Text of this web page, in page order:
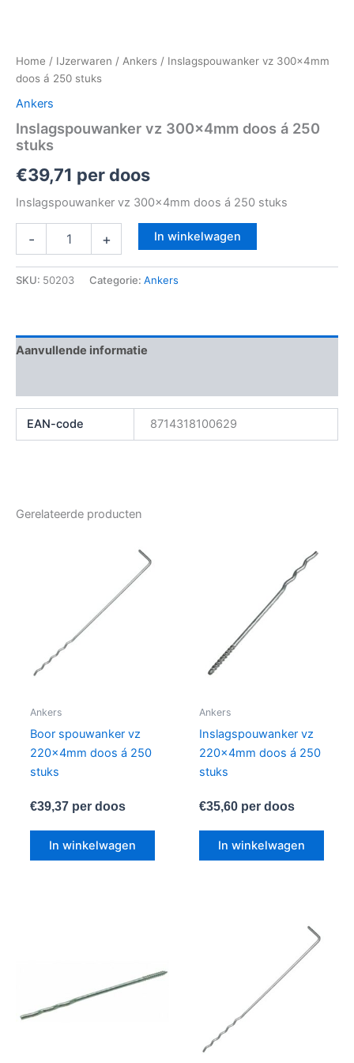
Home / IJzerwaren / Ankers / Inslagspouwanker vz 300x4mm
doos á 250 stuks
Ankers
Inslagspouwanker vz 300x4mm doos á 250
stuks
€39,71 per doos
Inslagspouwanker vz 300x4mm doos á 250 stuks
- + In winkelwagen
SKU: 50203 Categorie: Ankers
Aanvullende informatie
EAN-code 8714318100629
Gerelateerde producten
Ankers
Boor spouwanker vz
220x4mm doos á 250
stuks
€39,37per doos
In winkelwagen
Ankers
Inslagspouwanker vz
220x4mm doos á 250
stuks
€35,60per doos
In winkelwagen